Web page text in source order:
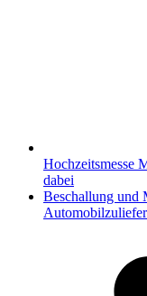
Hochzeitsmesse
dabei
Nächster
Beitrag:
Beschallung und